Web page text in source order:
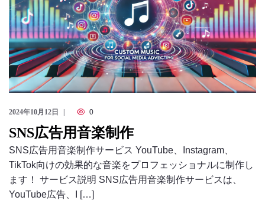
2024年10月12日 0
SNS広告用音楽制作
SNS広告用音楽制作サービス YouTube、Instagram、
TikTok向けの効果的な音楽をプロフェッショナルに制作し
ます！ サービス説明 SNS広告用音楽制作サービスは、
YouTube広告、I […]